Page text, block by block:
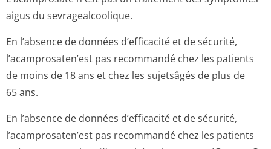
aigus du sevragealcoolique.
En l’absence de données d’efficacité et de sécurité,
l’acamprosaten’est pas recommandé chez les patients
de moins de 18 ans et chez les sujetsâgés de plus de
65 ans.
En l’absence de données d’efficacité et de sécurité,
l’acamprosaten’est pas recommandé chez les patients